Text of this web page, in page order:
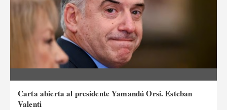
Carta abierta al presidente Yamandú Orsi. Esteban
Valenti